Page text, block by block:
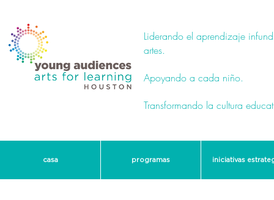
Liderando el aprendizaje
artes.
Apoyando a cada niño.
Transformando la cultura
casa programas iniciativas